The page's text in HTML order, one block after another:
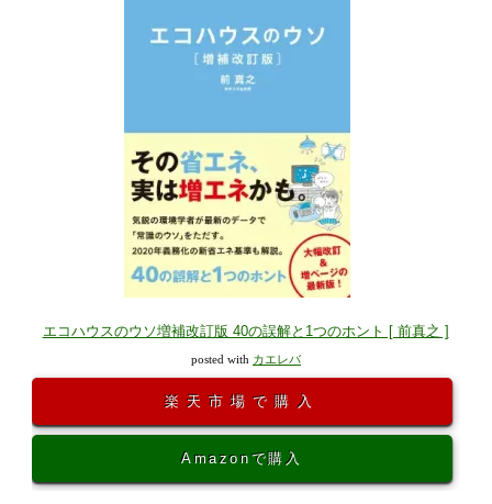
エコハウスのウソ増補改訂版 40の誤解と1つのホント [ 前真之 ]
posted with カエレバ
楽天市場で購入
Amazonで購入